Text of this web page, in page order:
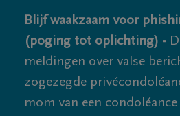
Blijf waakzaam voor
(poging tot oplichting) -
meldingen over valse
zogezegde
mom van een